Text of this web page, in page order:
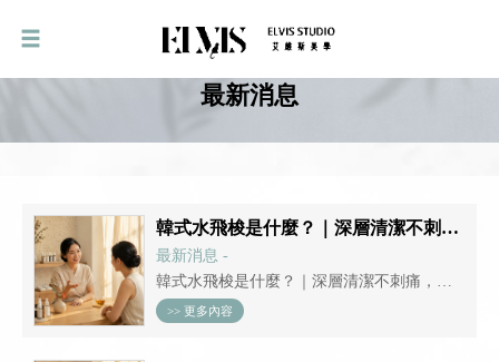
最新消息
韓式水飛梭是什麼？｜深層清潔不刺痛，做完臉像開了濾鏡——完整原理、流程與適合膚質一次看懂
最新消息 -
韓式水飛梭是什麼？｜深層清潔不刺痛，做
完臉像開了濾鏡——完整原理、流程與適合
>> 更多內容